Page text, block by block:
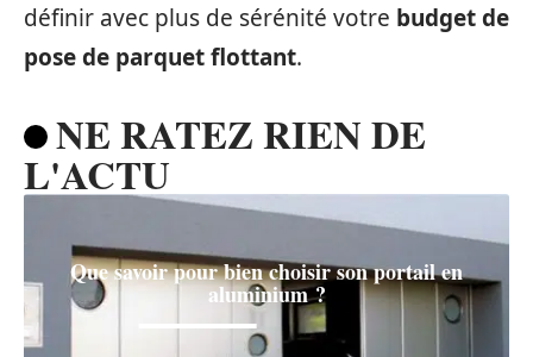
définir avec plus de sérénité votre budget de
pose de parquet flottant.
NE RATEZ RIEN DE
L'ACTU
Que savoir pour bien choisir son portail en
aluminium ?